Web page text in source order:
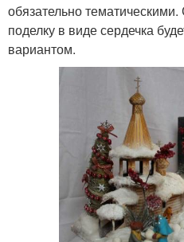
обязательно
поделку в виде сердечка
вариантом.